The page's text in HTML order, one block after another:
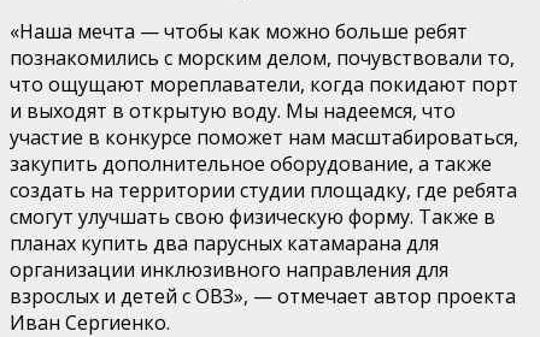
«Наша мечта — чтобы как можно больше ребят
познакомились с морским делом, почувствовали то,
что ощущают мореплаватели, когда покидают порт
и выходят в открытую воду. Мы надеемся, что
участие в конкурсе поможет нам масштабироваться,
закупить дополнительное оборудование, а также
создать на территории студии площадку, где ребята
смогут улучшать свою физическую форму. Также в
планах купить два парусных катамарана для
организации инклюзивного направления для
взрослых и детей с ОВЗ», — отмечает автор проекта
Иван Сергиенко.